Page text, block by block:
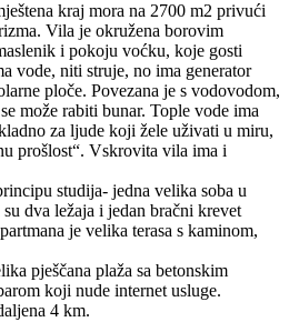
kraj mora na 2700 m2 privući
Vila je okružena borovim
i pokoju voćku, koje gosti
vode, niti struje, no ima generator
ploče. Povezana je s vodovodom,
može rabiti bunar. Tople vode ima
za ljude koji žele uživati u miru,
prošlost“. Vskrovita vila ima i
studija- jedna velika soba u
dva ležaja i jedan bračni krevet
je velika terasa s kaminom,
pješčana plaža sa betonskim
koji nude internet usluge.
4 km.